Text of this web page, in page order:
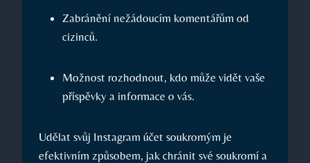
Zabránění nežádoucím komentářům od
cizinců.
Možnost rozhodnout, kdo může vidět vaše
příspěvky a informace o vás.
Udělat svůj Instagram účet soukromým je
efektivním způsobem, jak chránit své soukromí a